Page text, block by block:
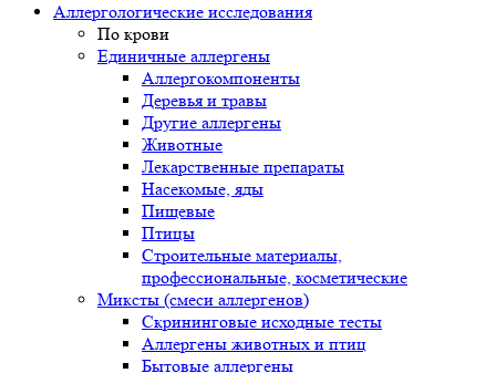
Аллергологические исследования
По крови
Единичные аллергены
Аллергокомпоненты
Деревья и травы
Другие аллергены
Животные
Лекарственные препараты
Насекомые, яды
Пищевые
Птицы
Строительные материалы,
профессиональные, косметические
Миксты (смеси аллергенов)
Cкрининговые исходные тесты
Аллергены животных и птиц
Бытовые аллергены